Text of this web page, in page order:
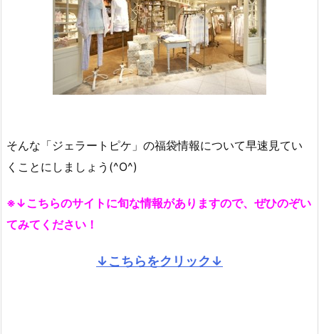
そんな「ジェラートピケ」の福袋情報について早速見てい
くことにしましょう(^O^)
※↓こちらのサイトに旬な情報がありますので、ぜひのぞい
てみてください！
↓こちらをクリック↓